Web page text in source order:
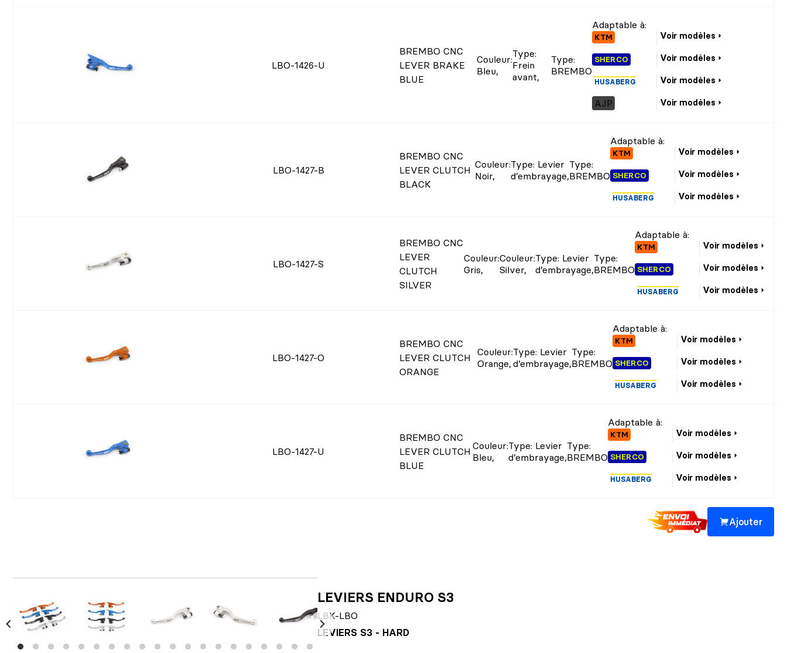
LBO-1426-U
BREMBO CNC
LEVER BRAKE
BLUE
Couleur:
Bleu,
Type:
Frein
avant,
Type:
BREMBO
Adaptable à:
KTM Voir modèles
SHERCO Voir modèles
HUSABERG Voir modèles
AJP Voir modèles
LBO-1427-B
BREMBO CNC
LEVER CLUTCH
BLACK
Couleur:
Noir,
Type: Levier
d’embrayage,
Type:
BREMBO
Adaptable à:
KTM Voir modèles
SHERCO Voir modèles
HUSABERG Voir modèles
LBO-1427-S
BREMBO CNC
LEVER
CLUTCH
SILVER
Couleur:
Gris,
Couleur:
Silver,
Type: Levier
d’embrayage,
Type:
BREMBO
Adaptable à:
KTM Voir modèles
SHERCO Voir modèles
HUSABERG Voir modèles
LBO-1427-O
BREMBO CNC
LEVER CLUTCH
ORANGE
Couleur:
Orange,
Type: Levier
d’embrayage,
Type:
BREMBO
Adaptable à:
KTM Voir modèles
SHERCO Voir modèles
HUSABERG Voir modèles
LBO-1427-U
BREMBO CNC
LEVER CLUTCH
BLUE
Couleur:
Bleu,
Type: Levier
d’embrayage,
Type:
BREMBO
Adaptable à:
KTM Voir modèles
SHERCO Voir modèles
HUSABERG Voir modèles
Ajouter
LEVIERS ENDURO S3
LBK-LBO
LEVIERS S3 - HARD